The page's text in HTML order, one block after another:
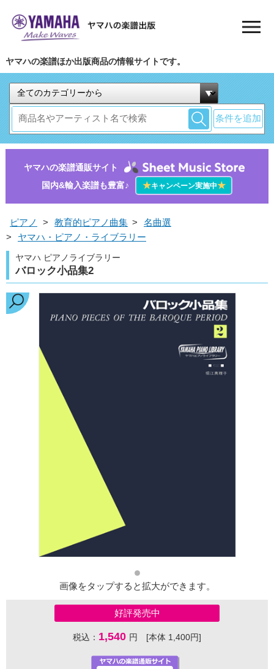
ヤマハの楽譜ほか出版商品の情報サイトです。
条件を追加
ヤマハの楽譜通販サイト
国内&輸入楽譜も豊富♪
★キャンペーン実施中★
ピアノ > 教育的ピアノ曲集 >
名曲選
>
ヤマハ・ピアノ・ライブラリー
ヤマハ ピアノライブラリー
バロック小品集2
画像をタップすると拡大ができます。
好評発売中
税込： 1,540 円 [本体 1,400円]